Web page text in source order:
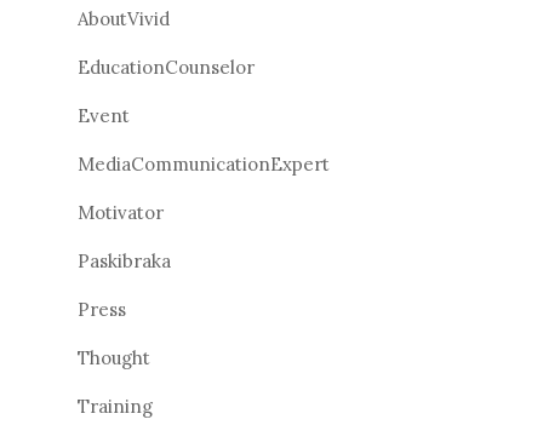
AboutVivid
EducationCounselor
Event
MediaCommunicationExpert
Motivator
Paskibraka
Press
Thought
Training